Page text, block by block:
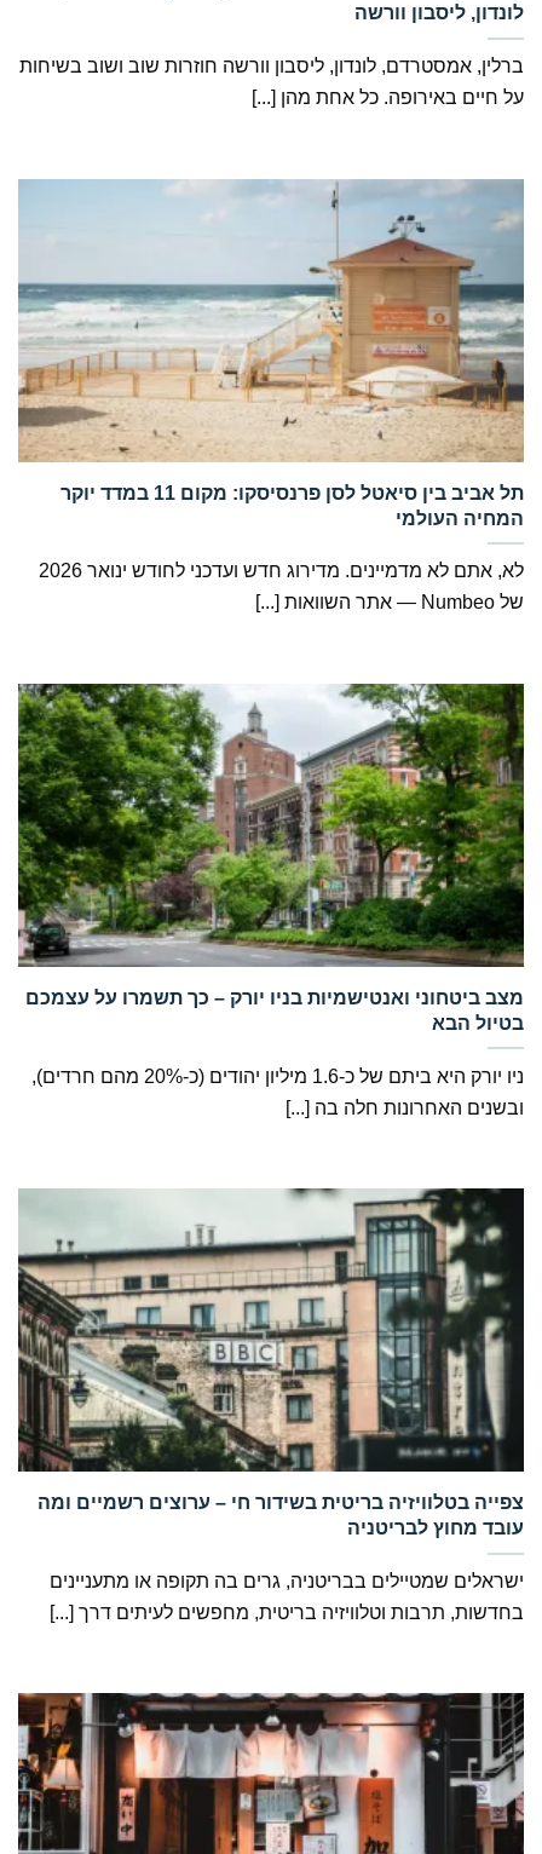
לונדון, ליסבון וורשה
ברלין, אמסטרדם, לונדון, ליסבון וורשה חוזרות שוב ושוב בשיחות
על חיים באירופה. כל אחת מהן [...]
‏תל אביב בין סיאטל לסן פרנסיסקו: מקום 11 במדד יוקר
המחיה העולמי
לא, אתם לא מדמיינים. מדירוג חדש ועדכני לחודש ינואר 2026
של Numbeo — אתר השוואות [...]
‏מצב ביטחוני ואנטישמיות בניו יורק – כך תשמרו על עצמכם
בטיול הבא
ניו יורק היא ביתם של כ-1.6 מיליון יהודים (כ-20% מהם חרדים),
ובשנים האחרונות חלה בה [...]
‏‏צפייה בטלוויזיה בריטית בשידור חי – ערוצים רשמיים ומה
עובד מחוץ לבריטניה
ישראלים שמטיילים בבריטניה, גרים בה תקופה או מתעניינים
בחדשות, תרבות וטלוויזיה בריטית, מחפשים לעיתים דרך [...]